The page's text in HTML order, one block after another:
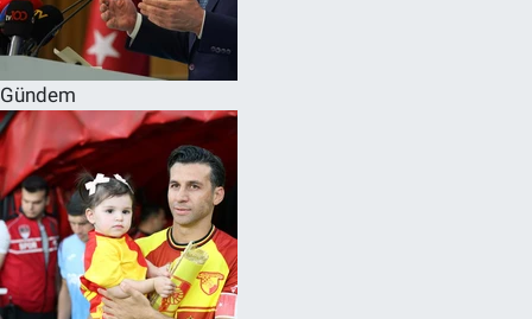
Gündem